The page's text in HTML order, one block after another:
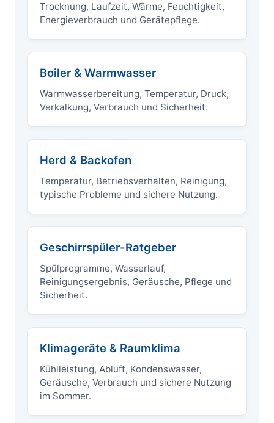
Trocknung, Laufzeit, Wärme, Feuchtigkeit,
Energieverbrauch und Gerätepflege.
Boiler & Warmwasser
Warmwasserbereitung, Temperatur, Druck,
Verkalkung, Verbrauch und Sicherheit.
Herd & Backofen
Temperatur, Betriebsverhalten, Reinigung,
typische Probleme und sichere Nutzung.
Geschirrspüler-Ratgeber
Spülprogramme, Wasserlauf,
Reinigungsergebnis, Geräusche, Pflege und
Sicherheit.
Klimageräte & Raumklima
Kühlleistung, Abluft, Kondenswasser,
Geräusche, Verbrauch und sichere Nutzung
im Sommer.